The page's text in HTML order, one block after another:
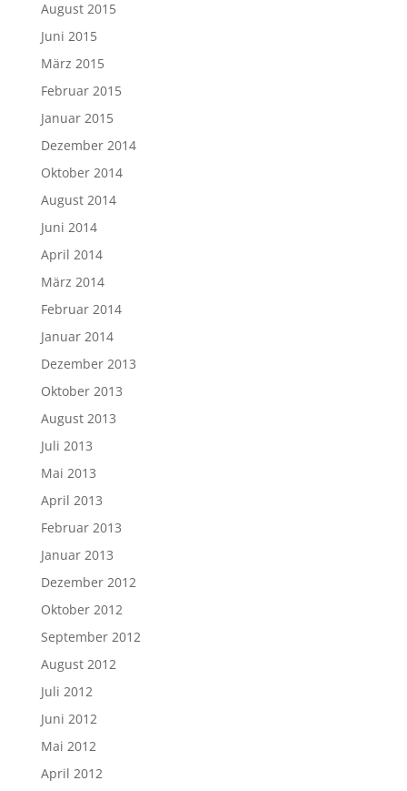
August 2015
Juni 2015
März 2015
Februar 2015
Januar 2015
Dezember 2014
Oktober 2014
August 2014
Juni 2014
April 2014
März 2014
Februar 2014
Januar 2014
Dezember 2013
Oktober 2013
August 2013
Juli 2013
Mai 2013
April 2013
Februar 2013
Januar 2013
Dezember 2012
Oktober 2012
September 2012
August 2012
Juli 2012
Juni 2012
Mai 2012
April 2012